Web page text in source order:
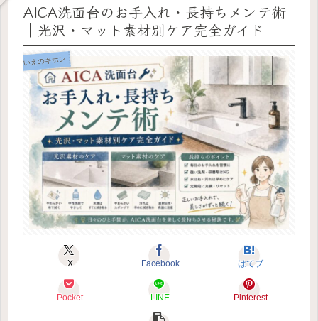
AICA洗面台のお手入れ・長持ちメンテ術
｜光沢・マット素材別ケア完全ガイド
いえのキホン
X Facebook はてブ
Pocket LINE Pinterest